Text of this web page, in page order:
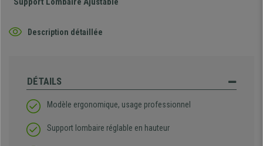
Description détaillée
DÉTAILS
Modèle ergonomique, usage professionnel
Support lombaire réglable en hauteur